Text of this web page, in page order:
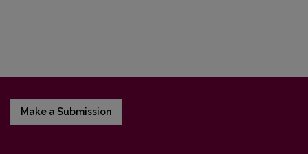
Make a Submission